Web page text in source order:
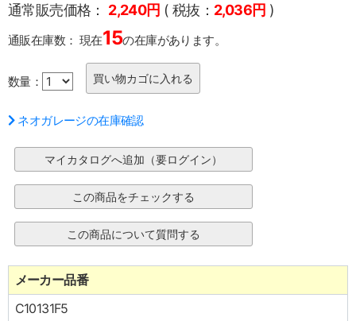
通常販売価格： 2,240円 ( 税抜： 2,036円 )
通販在庫数： 現在15の在庫があります。
数量：
ネオガレージの在庫確認
メーカー品番
C10131F5